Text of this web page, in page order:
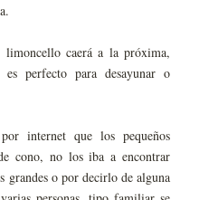
caerá a la próxima,
perfecto para desayunar o
internet que los pequeños
cono, no los iba a encontrar
grandes o por decirlo de alguna